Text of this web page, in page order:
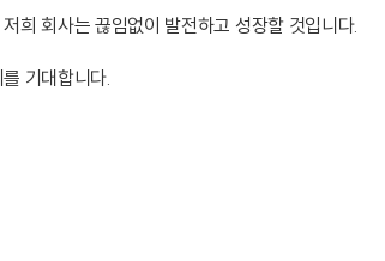
희 회사는 끊임없이 발전하고 성장할 것입니다.
기대합니다.